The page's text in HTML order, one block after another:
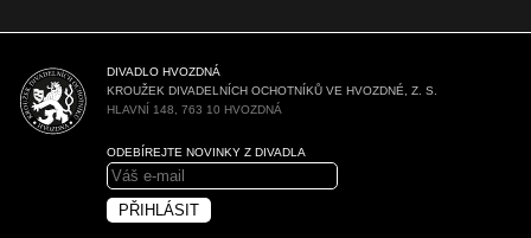
DIVADLO HVOZDNÁ
KROUŽEK DIVADELNÍCH OCHOTNÍKŮ VE HVOZDNÉ, Z. S.
HLAVNÍ 148, 763 10 HVOZDNÁ
ODEBÍREJTE NOVINKY Z DIVADLA